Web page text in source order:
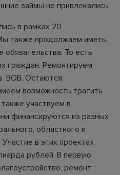
займы не привлекались.
в рамках 20
также продолжаем иметь
То есть
граждан. Ремонтируем
ВОВ. Остаются
возможность тратить
участвуем в
финансируются из разных
областного и
в этих проектах
рублей. В первую
ремонт